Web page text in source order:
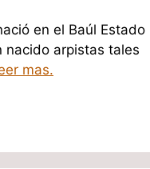
en el Baúl Estado
nacido arpistas tales
mas.